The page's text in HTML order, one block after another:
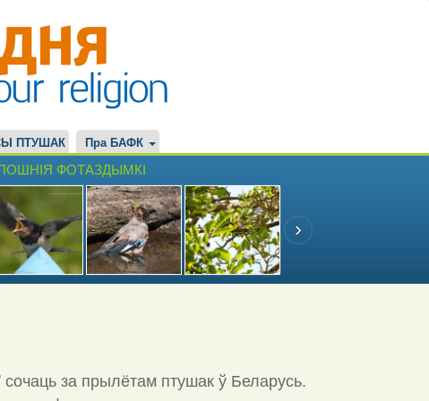
ПТУШАК Пра БАФК
ФОТАЗДЫМКІ
сочаць за прылётам птушак ў Беларусь.